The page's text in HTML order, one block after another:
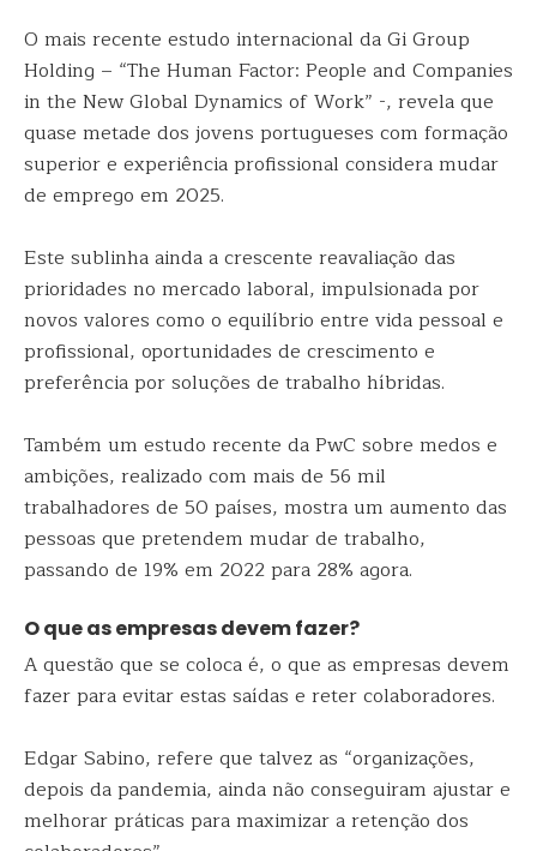
O mais recente estudo internacional da Gi Group
Holding – “The Human Factor: People and Companies
in the New Global Dynamics of Work” -, revela que
quase metade dos jovens portugueses com formação
superior e experiência profissional considera mudar
de emprego em 2025.
Este sublinha ainda a crescente reavaliação das
prioridades no mercado laboral, impulsionada por
novos valores como o equilíbrio entre vida pessoal e
profissional, oportunidades de crescimento e
preferência por soluções de trabalho híbridas.
Também um estudo recente da PwC sobre medos e
ambições, realizado com mais de 56 mil
trabalhadores de 50 países, mostra um aumento das
pessoas que pretendem mudar de trabalho,
passando de 19% em 2022 para 28% agora.
O que as empresas devem fazer?
A questão que se coloca é, o que as empresas devem
fazer para evitar estas saídas e reter colaboradores.
Edgar Sabino, refere que talvez as “organizações,
depois da pandemia, ainda não conseguiram ajustar e
melhorar práticas para maximizar a retenção dos